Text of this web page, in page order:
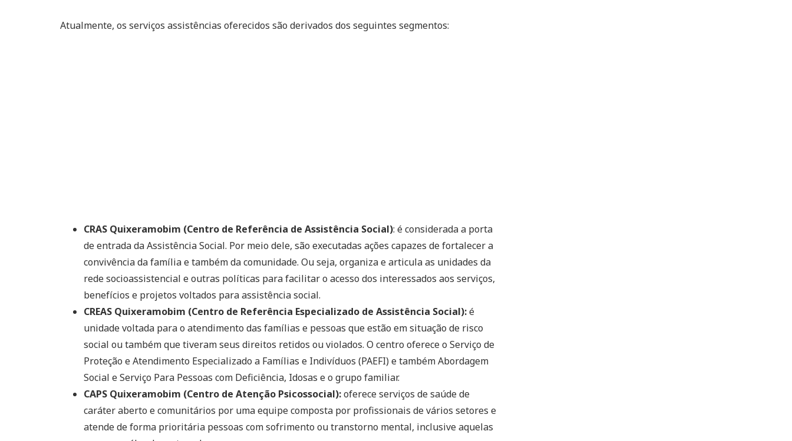
Atualmente, os serviços assistências oferecidos são derivados dos seguintes segmentos:
CRAS Quixeramobim (Centro de Referência de Assistência Social): é considerada a porta
de entrada da Assistência Social. Por meio dele, são executadas ações capazes de fortalecer a
convivência da família e também da comunidade. Ou seja, organiza e articula as unidades da
rede socioassistencial e outras políticas para facilitar o acesso dos interessados aos serviços,
benefícios e projetos voltados para assistência social.
CREAS Quixeramobim (Centro de Referência Especializado de Assistência Social):é
unidade voltada para o atendimento das famílias e pessoas que estão em situação de risco
social ou também que tiveram seus direitos retidos ou violados. O centro oferece o Serviço de
Proteção e Atendimento Especializado a Famílias e Indivíduos (PAEFI) e também Abordagem
Social e Serviço Para Pessoas com Deficiência, Idosas e o grupo familiar.
CAPS Quixeramobim (Centro de Atenção Psicossocial):oferece serviços de saúde de
caráter aberto e comunitários por uma equipe composta por profissionais de vários setores e
atende de forma prioritária pessoas com sofrimento ou transtorno mental, inclusive aquelas